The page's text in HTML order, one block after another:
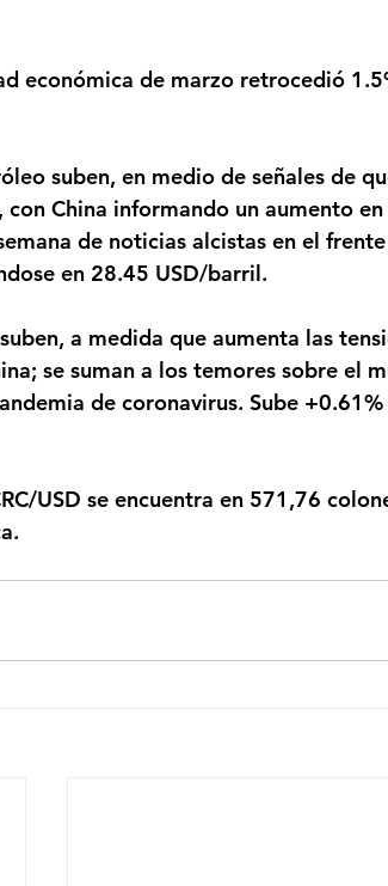
China informando un aumento
de noticias alcistas en el
en 28.45 USD/barril.
se suman a los temores sobre el
de coronavirus. Sube